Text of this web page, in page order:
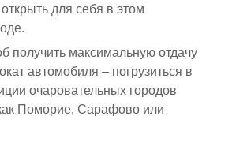
для себя в этом
получить максимальную отдачу
автомобиля – погрузиться в
очаровательных городов
Поморие, Сарафово или